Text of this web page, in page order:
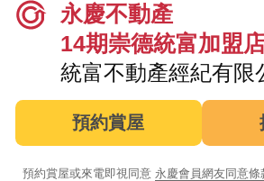
永慶不動產
14期崇德統富加盟
統富不動產經紀有限
預約賞屋
預約賞屋或來電即視同意 永慶會員網友同意條